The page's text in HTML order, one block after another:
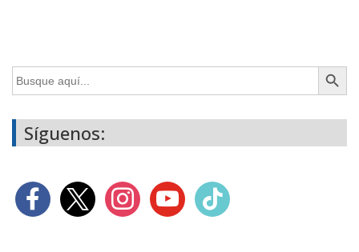
Buscar: Botón de
Síguenos: